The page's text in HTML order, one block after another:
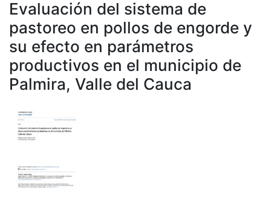
Evaluación del sistema de
pastoreo en pollos de engorde y
su efecto en parámetros
productivos en el municipio de
Palmira, Valle del Cauca